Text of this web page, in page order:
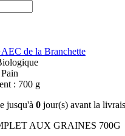
de la Branchette
: 700 g
jusqu'à 0 jour(s) avant la